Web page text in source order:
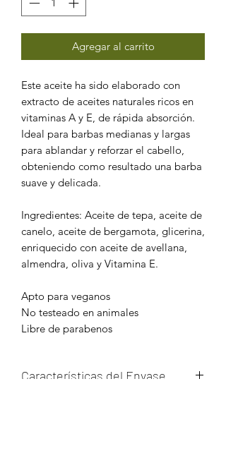
Agregar al carrito
Este aceite ha sido elaborado con
extracto de aceites naturales ricos en
vitaminas A y E, de rápida absorción.
Ideal para barbas medianas y largas
para ablandar y reforzar el cabello,
obteniendo como resultado una barba
suave y delicada.
Ingredientes: Aceite de tepa, aceite de
canelo, aceite de bergamota, glicerina,
enriquecido con aceite de avellana,
almendra, oliva y Vitamina E.
Apto para veganos
No testeado en animales
Libre de parabenos
Características del Envase